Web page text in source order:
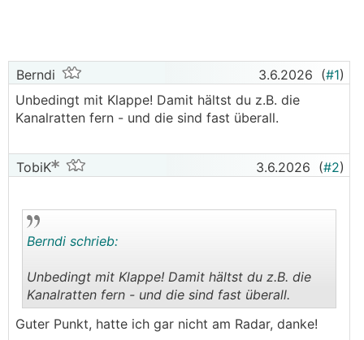
Berndi 3.6.2026 (#1)
Unbedingt mit Klappe! Damit hältst du z.B. die
Kanalratten fern - und die sind fast überall.
TobiK 3.6.2026 (#2)
..
Berndi schrieb:
Unbedingt mit Klappe! Damit hältst du z.B. die
Kanalratten fern - und die sind fast überall.
Guter Punkt, hatte ich gar nicht am Radar, danke!